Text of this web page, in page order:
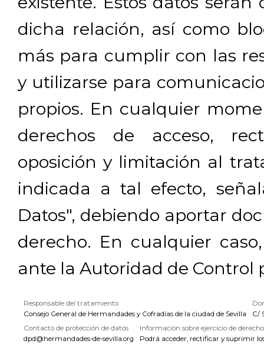
dicha relación, así como
más para cumplir con las
y utilizarse para
propios. En cualquier
derechos de acceso,
oposición y limitación al
indicada a tal efecto,
Datos", debiendo aportar
derecho. En cualquier
ante la Autoridad de Control
Responsable del tratamiento
Consejo General de Hermandades y Cofradías de la ciudad de Sevilla
C/
Contacto de protección de datos
dpd@hermandades-de-sevilla.org
Información sobre ejercicio de
Podrá acceder, rectificar y suprimir